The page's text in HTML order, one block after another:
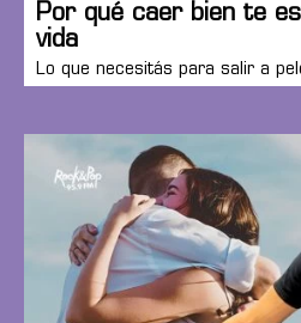
Por qué caer bien te
vida
Lo que necesitás para salir a